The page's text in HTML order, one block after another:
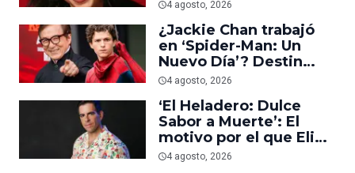
4 agosto, 2026
¿Jackie Chan trabajó
en ‘Spider-Man: Un
Nuevo Día’? Destin
Daniel Cretton aclara el
4 agosto, 2026
‘El Heladero: Dulce
Sabor a Muerte’: El
motivo por el que Eli
Roth se hartó de los
4 agosto, 2026